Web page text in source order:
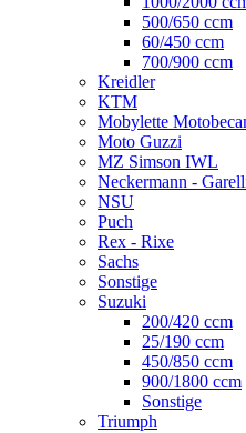
500/650 ccm
60/450 ccm
700/900 ccm
Kreidler
KTM
Mobylette
Moto Guzzi
MZ Simson IWL
Neckermann -
NSU
Puch
Rex - Rixe
Sachs
Sonstige
Suzuki
200/420 ccm
25/190 ccm
450/850 ccm
900/1800 ccm
Sonstige
Triumph